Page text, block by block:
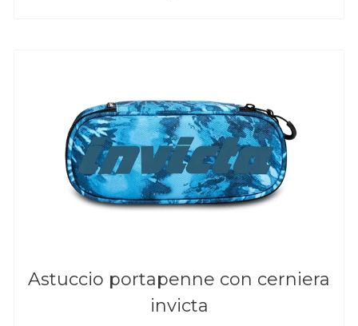
astuccio portapenne con cerniera
invicta